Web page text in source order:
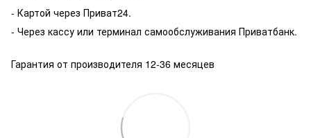
- Картой через Приват24.
- Через кассу или терминал самообслуживания Приватбанк.
Гарантия от производителя 12-36 месяцев